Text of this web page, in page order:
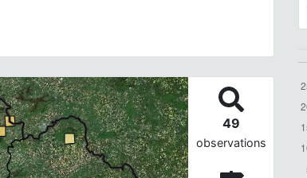
49
observations